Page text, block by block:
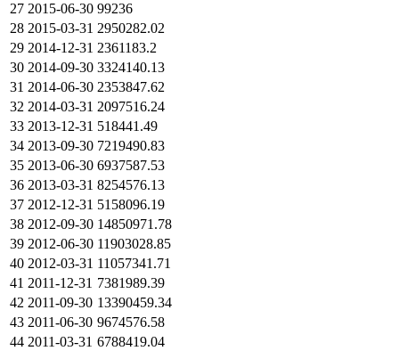
27 2015-06-30 99236
28 2015-03-31 2950282.02
29 2014-12-31 2361183.2
30 2014-09-30 3324140.13
31 2014-06-30 2353847.62
32 2014-03-31 2097516.24
33 2013-12-31 518441.49
34 2013-09-30 7219490.83
35 2013-06-30 6937587.53
36 2013-03-31 8254576.13
37 2012-12-31 5158096.19
38 2012-09-30 14850971.78
39 2012-06-30 11903028.85
40 2012-03-31 11057341.71
41 2011-12-31 7381989.39
42 2011-09-30 13390459.34
43 2011-06-30 9674576.58
44 2011-03-31 6788419.04